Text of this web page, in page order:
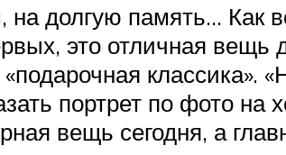
долгую память… Как
это отличная вещь
классика».
портрет по фото на
вещь сегодня, а